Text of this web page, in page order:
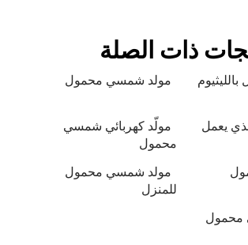
ذات الصلة
مولد شمسي محمول
يعمل
مولّد كهربائي شمسي
محمول
مولد شمسي محمول
للمنزل
محمول